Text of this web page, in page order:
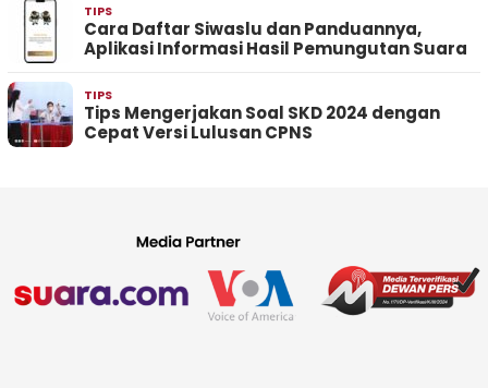
TIPS
Cara Daftar Siwaslu dan Panduannya,
Aplikasi Informasi Hasil Pemungutan Suara
TIPS
Tips Mengerjakan Soal SKD 2024 dengan
Cepat Versi Lulusan CPNS